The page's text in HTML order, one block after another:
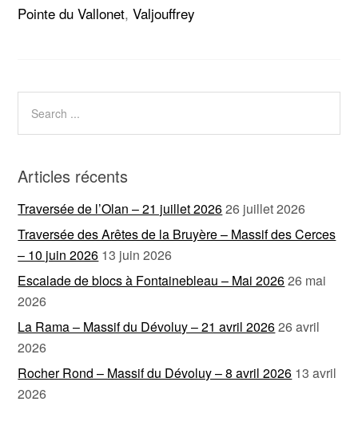
Pointe du Vallonet,Valjouffrey
Articles récents
Traversée de l’Olan – 21 juillet 202626 juillet 2026
Traversée des Arêtes de la Bruyère – Massif des Cerces
– 10 juin 2026 13 juin 2026
Escalade de blocs à Fontainebleau – Mai 202626 mai
2026
La Rama – Massif du Dévoluy – 21 avril 202626 avril
2026
Rocher Rond – Massif du Dévoluy – 8 avril 2026 13 avril
2026